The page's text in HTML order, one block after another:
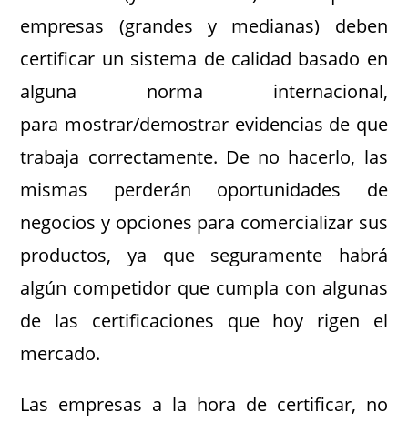
empresas (grandes y medianas) deben
certificar un sistema de calidad basado en
alguna norma internacional,
para mostrar/demostrar evidencias de que
trabaja correctamente. De no hacerlo, las
mismas perderán oportunidades de
negocios y opciones para comercializar sus
productos, ya que seguramente habrá
algún competidor que cumpla con algunas
de las certificaciones que hoy rigen el
mercado.
Las empresas a la hora de certificar, no